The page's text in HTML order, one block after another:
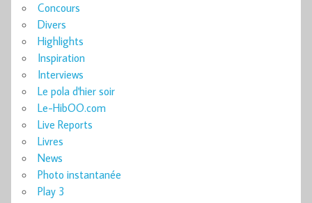
Concours
Divers
Highlights
Inspiration
Interviews
Le pola d'hier soir
Le-HibOO.com
Live Reports
Livres
News
Photo instantanée
Play 3